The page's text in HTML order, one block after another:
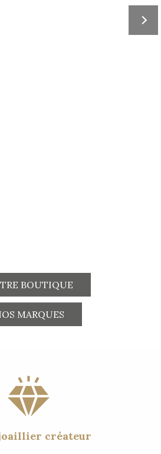
BOUTIQUE
MARQUES
créateur